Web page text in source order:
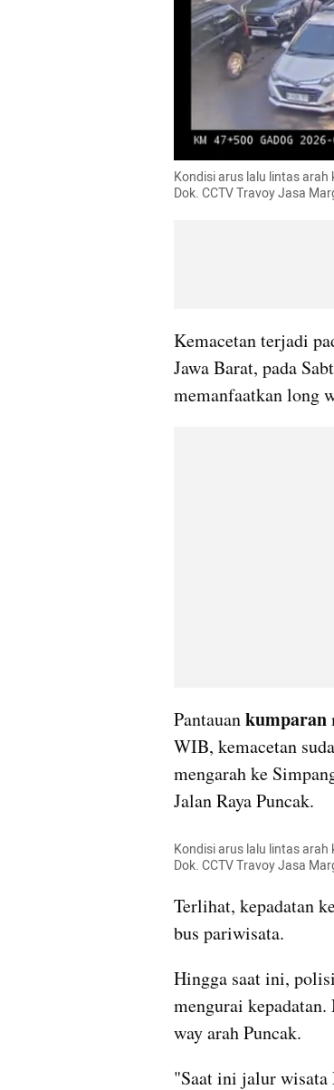
Kondisi arus lalu lintas
Dok. CCTV Travoy Jasa
Kemacetan terjadi
Jawa Barat, pada
memanfaatkan long
Pantauan kumparan
WIB, kemacetan
mengarah ke
Jalan Raya Puncak.
Kondisi arus lalu lintas
Dok. CCTV Travoy Jasa
Terlihat, kepadatan
bus pariwisata.
Hingga saat ini,
mengurai
way arah Puncak.
"Saat ini jalur wisata